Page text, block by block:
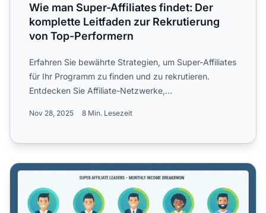
Wie man Super-Affiliates findet: Der
komplette Leitfaden zur Rekrutierung
von Top-Performern
Erfahren Sie bewährte Strategien, um Super-Affiliates
für Ihr Programm zu finden und zu rekrutieren.
Entdecken Sie Affiliate-Netzwerke,
Nov 28, 2025 8 Min. Lesezeit
Wer sind die beliebtesten Super-Affiliates im Jahr 2025?